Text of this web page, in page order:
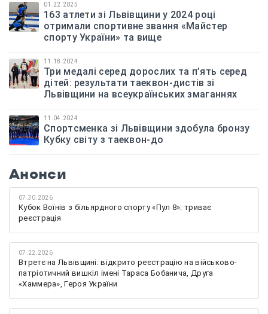
01.22.2025
163 атлети зі Львівщини у 2024 році
отримали спортивне звання «Майстер
спорту України» та вище
11.18.2024
Три медалі серед дорослих та п’ять серед
дітей: результати таеквон-дистів зі
Львівщини на всеукраїнських змаганнях
11.04.2024
Спортсменка зі Львівщини здобула бронзу
Кубку світу з таеквон-до
Анонси
07.30.2026
Кубок Воїнів з більярдного спорту «Пул 8»: триває
реєстрація
07.22.2026
Втретє на Львівщині: відкрито реєстрацію на військово-
патріотичний вишкіл імені Тараса Бобанича, Друга
«Хаммера», Героя України